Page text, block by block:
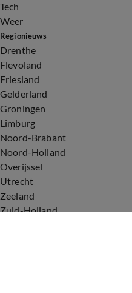
Tech
Weer
Regionieuws
Drenthe
Flevoland
Friesland
Gelderland
Groningen
Limburg
Noord-Brabant
Noord-Holland
Overijssel
Utrecht
Zeeland
Zuid-Holland